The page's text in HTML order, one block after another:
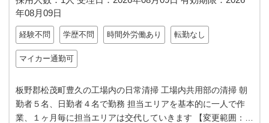
年08月09日
経験不問 学歴不問 時間外労働あり 転勤なし
マイカー通勤可
板野郡松茂町豊久の工場内の日常清掃 工場内共用部の清掃 朝
勤者５名、日勤者４名で勤務 担当エリアを基本的に一人で作
業、１ヶ月毎に担当エリアは交代していきます 【変更範囲：な